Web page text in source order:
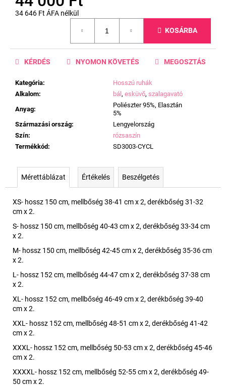
34 646 Ft ÁFA nélkül
KOSÁRBA
Kategória:
Hosszú ruhák
Alkalom: bál , esküvő, szalagavató
Anyag:
Poliészter 95%, Elasztán
5%
Származási ország:
Lengyelország
Szín:
rózsaszín
Termékkód : SD3003-CYCL
KÉRDÉS NYOMON KÖVETÉS MEGOSZTÁS
Mérettáblázat Értékelés Beszélgetés
XS- hossz 150 cm, mellbőség 38-41 cm x 2, derékbőség 31-32
cm x 2.
S- hossz 150 cm, mellbőség 40-43 cm x 2, derékbőség 33-34 cm
x 2.
M- hossz 150 cm, mellbőség 42-45 cm x 2, derékbőség 35-36 cm
x 2.
L- hossz 152 cm, mellbőség 44-47 cm x 2, derékbőség 37-38 cm
x 2.
XL- hossz 152 cm, mellbőség 46-49 cm x 2, derékbőség 39-40
cm x 2.
XXL- hossz 152 cm, mellbőség 48-51 cm x 2, derékbőség 41-42
cm x 2.
XXXL- hossz 152 cm, mellbőség 50-53 cm x 2, derékbőség 45-46
cm x 2.
XXXXL- hossz 152 cm, mellbőség 52-55 cm x 2, derékbőség 49-
50 cm x 2.